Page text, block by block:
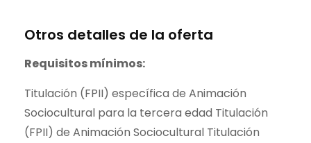
Otros detalles de la oferta
Requisitos mínimos:
Titulación (FPII) específica de Animación
Sociocultural para la tercera edad Titulación
(FPII) de Animación Sociocultural Titulación